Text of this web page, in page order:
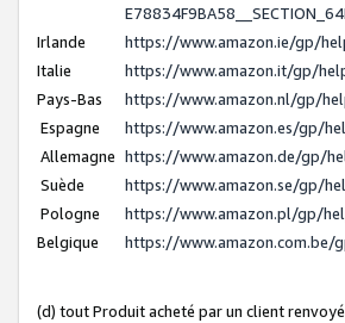
Irlande
https://www.amazon.ie/gp/
Italie
https://www.amazon.it/gp/
Pays-Bas
https://www.amazon.nl/gp/
Espagne
https://www.amazon.es/gp/
Allemagne https://www.amazon.de/gp/
Suède
https://www.amazon.se/gp/
Pologne
https://www.amazon.pl/gp/
Belgique
https://www.amazon.com.be/
(d) tout Produit acheté par un client